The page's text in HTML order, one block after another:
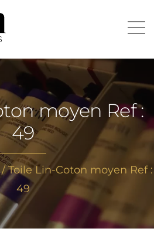
moyen Ref :
49
Toile Lin-Coton moyen Ref :
49